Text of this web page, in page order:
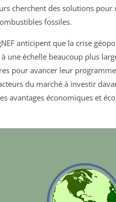
cherchent des solutions
fossiles.
anticipent que la crise
une échelle beaucoup plus
pour avancer leur programme
du marché à investir
avantages économiques et